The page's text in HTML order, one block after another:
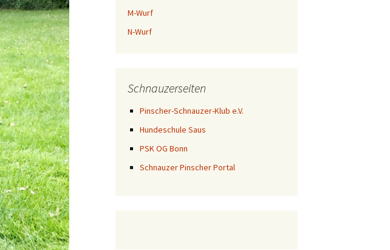
M-Wurf
N-Wurf
Schnauzerseiten
Pinscher-Schnauzer-Klub e.V.
Hundeschule Saus
PSK OG Bonn
Schnauzer Pinscher Portal